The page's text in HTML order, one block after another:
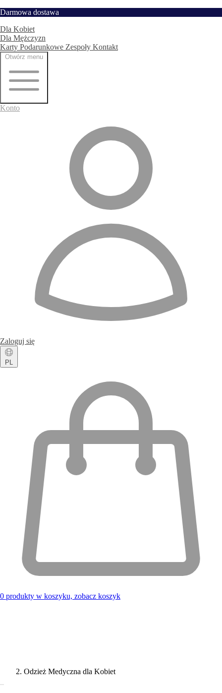
Przejdź
treści
Darmowa dostawa
Dla Kobiet
Dla Mężczyzn
Karty Podarunkowe Zespoły Kontakt
Otwórz menu
Konto
Zaloguj się
PL
0 produkty w koszyku, zobacz koszyk
Strona główna
Odzież Medyczna dla Kobiet